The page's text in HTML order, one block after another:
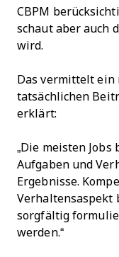
CBPM
schaut aber auch
wird.
Das vermittelt ein
tatsächlichen
erklärt:
„Die meisten
Aufgaben und
Ergebnisse.
Verhaltensaspekt
sorgfältig
werden.“